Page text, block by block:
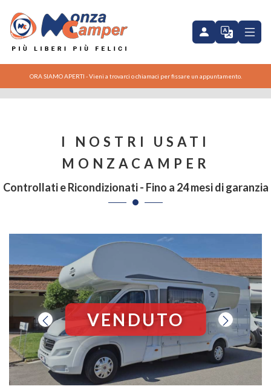
ORA SIAMO APERTI - Vieni a trovarci o chiamaci per fissare un appuntamento.
Carado A361
I NOSTRI USATI
MONZACAMPER
Controllati e Ricondizionati - Fino a 24 mesi di garanzia
VENDUTO